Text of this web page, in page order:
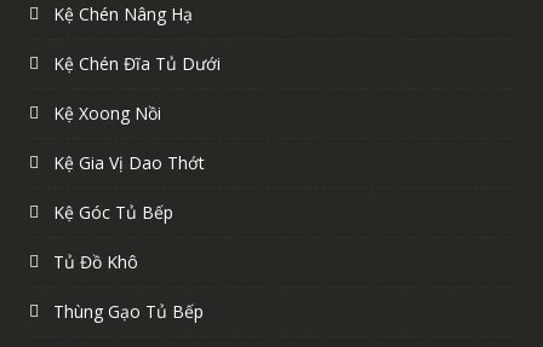
Kệ Chén Nâng Hạ
Kệ Chén Đĩa Tủ Dưới
Kệ Xoong Nồi
Kệ Gia Vị Dao Thớt
Kệ Góc Tủ Bếp
Tủ Đồ Khô
Thùng Gạo Tủ Bếp